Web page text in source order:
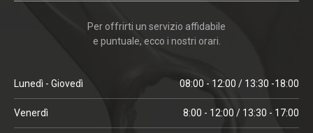
Per offrirti un servizio affidabile
e puntuale, ecco i nostri orari.
Lunedì - Giovedì 08:00 - 12:00 / 13:30 -18:00
Venerdì 8:00 - 12:00 / 13:30 - 17:00